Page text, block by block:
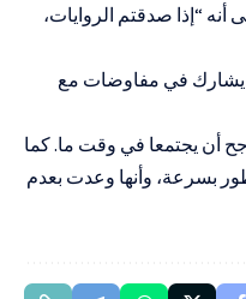
أنه “إذا صدقتم الروايات،
يشارك في مفاوضات مع
أن يجتمعا في وقت ما. كما
بسرعة، وأنها وعدت بعدم